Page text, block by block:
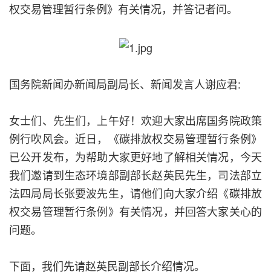
权交易管理暂行条例》有关情况，并答记者问。
国务院新闻办新闻局副局长、新闻发言人谢应君:
女士们、先生们，上午好！欢迎大家出席国务院政策
例行吹风会。近日，《碳排放权交易管理暂行条例》
已公开发布，为帮助大家更好地了解相关情况，今天
我们邀请到生态环境部副部长赵英民先生，司法部立
法四局局长张要波先生，请他们向大家介绍《碳排放
权交易管理暂行条例》有关情况，并回答大家关心的
问题。
下面，我们先请赵英民副部长介绍情况。